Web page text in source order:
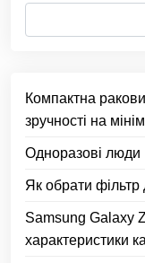
Компактна
зручності на
Одноразові люди
Як обрати фільтр
Samsung Galaxy
характеристики